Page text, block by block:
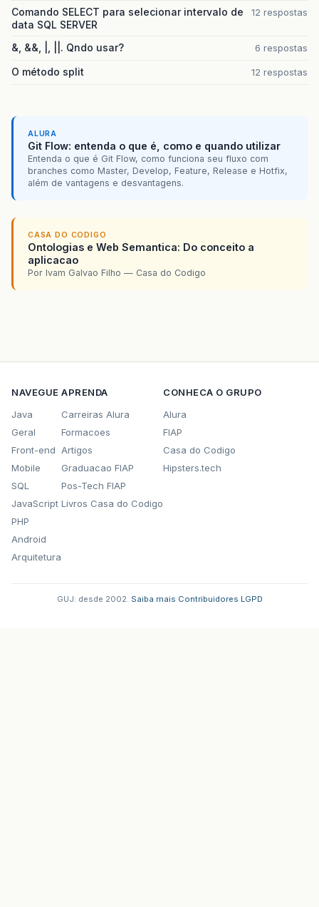
Comando SELECT para selecionar intervalo de
data SQL SERVER
12 respostas
&, &&, |, ||. Qndo usar? 6 respostas
O método split 12 respostas
ALURA
Git Flow: entenda o que é, como e quando utilizar
Entenda o que é Git Flow, como funciona seu fluxo com
branches como Master, Develop, Feature, Release e Hotfix,
além de vantagens e desvantagens.
CASA DO CODIGO
Ontologias e Web Semantica: Do conceito a
aplicacao
Por Ivam Galvao Filho — Casa do Codigo
NAVEGUE
Java
Geral
Front-end
Mobile
SQL
JavaScript
PHP
Android
Arquitetura
APRENDA
Carreiras Alura
Formacoes
Artigos
Graduacao FIAP
Pos-Tech FIAP
Livros Casa do Codigo
CONHECA O GRUPO
Alura
FIAP
Casa do Codigo
Hipsters.tech
GUJ: desde 2002. Saiba mais Contribuidores LGPD